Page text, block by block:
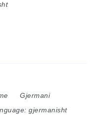
Gjermani
gjermanisht